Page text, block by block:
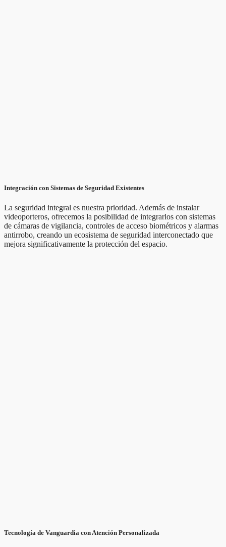
Integración con Sistemas de Seguridad Existentes
La seguridad integral es nuestra prioridad. Además de instalar
videoporteros, ofrecemos la posibilidad de integrarlos con sistemas
de cámaras de vigilancia, controles de acceso biométricos y alarmas
antirrobo, creando un ecosistema de seguridad interconectado que
mejora significativamente la protección del espacio.
Tecnología de Vanguardia con Atención Personalizada